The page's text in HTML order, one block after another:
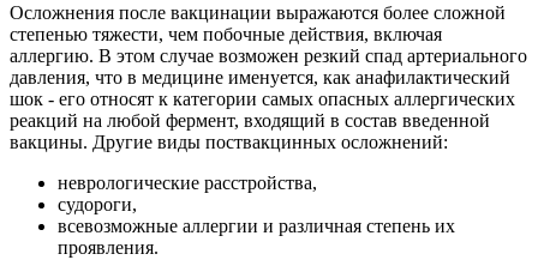
Осложнения после вакцинации выражаются более сложной
степенью тяжести, чем побочные действия, включая
аллергию. В этом случае возможен резкий спад артериального
давления, что в медицине именуется, как анафилактический
шок - его относят к категории самых опасных аллергических
реакций на любой фермент, входящий в состав введенной
вакцины. Другие виды поствакцинных осложнений:
неврологические расстройства,
судороги,
всевозможные аллергии и различная степень их
проявления.